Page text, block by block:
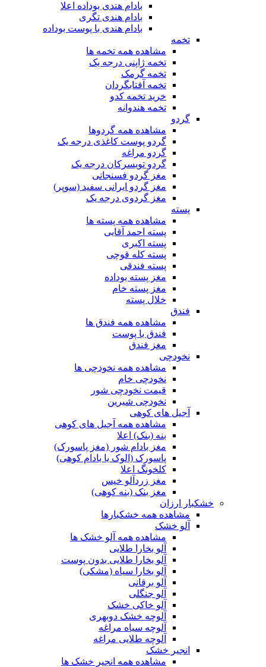
بادام هندی بوداده اعلا
بادام هندی تگری
بادام هندی با پوست بوداده
تخمه
مشاهده همه تخمه ها
تخمه ژاپنی درجه یک
تخمه گرمک
تخمه آفتابگردان
خرید تخمه کدو
تخمه هندوانه
گردو
مشاهده همه گردوها
گردو پوست کاغذی درجه یک
گردو مراغه
گردو تویسرکان درجه یک
مغز گردو فسنجانی
مغز گردو ایرانی سفید (سوپر)
مغز گردوی درجه یک
پسته
مشاهده همه پسته ها
پسته احمد آقایی
پسته اکبری
پسته کله قوچی
پسته فندقی
مغز پسته بوداده
مغز پسته خام
خلال پسته
فندق
مشاهده همه فندق ها
فندق با پوست
مغز فندق
نخودچی
مشاهده همه نخودچی ها
نخودچی خام
قیمت نخودچی شور
نخودچی شیرین
آجیل های کوهی
مشاهده همه آجیل های کوهی
بنه (بنک) اعلا
مغز بادام شور (مغز پاسورک)
پاسورک (الوک یا بادام کوهی)
کلخونگ اعلا
مغز زردآلو خیس
مغز بنک (بنه کوهی)
خشکبار ارزان
مشاهده همه خشکبارها
آلو خشک
مشاهده همه آلو خشک ها
آلو بخارا طلایی
آلو بخارا طلایی بدون پوست
آلو بخارا سیاه (مشکی)
آلو برقانی
آلو جنگلی
آلو خاکی خشک
آلوچه خشک دوبهری
آلوچه سیاه مراغه
آلوچه طلایی مراغه
انجیر خشک
مشاهده همه انجیر خشک ها